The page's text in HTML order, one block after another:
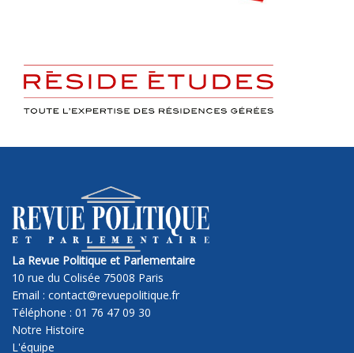
La Revue Politique et Parlementaire
10 rue du Colisée 75008 Paris
Email : contact@revuepolitique.fr
Téléphone : 01 76 47 09 30
Notre Histoire
L'équipe